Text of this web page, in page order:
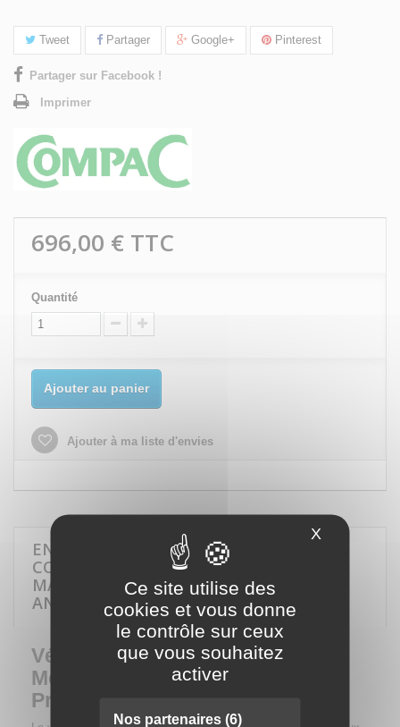
Ce site utilise des
cookies et vous donne
le contrôle sur ceux
que vous souhaitez
activer
Nos partenaires (6)
X Masquer
Tweet Partager Google+ Pinterest
Partager sur Facebook !
Imprimer
696,00 € TTC
Quantité
Ajouter au panier
Ajouter à ma liste d'envies
EN SAVOIR PLUS SUR VÉRIN DE FOSSE
COMPAC 525 KG - SÉCURITÉ ET
MANIABILITÉ OPTIMALES GARANTIE 5
ANS
Vérin de Fosse Compac 525 kg -
Mobilité et Sécurité pour les
Professionnels de l'Automobile